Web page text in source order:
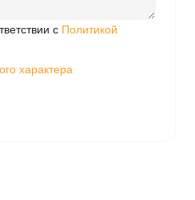
с Политикой
характера